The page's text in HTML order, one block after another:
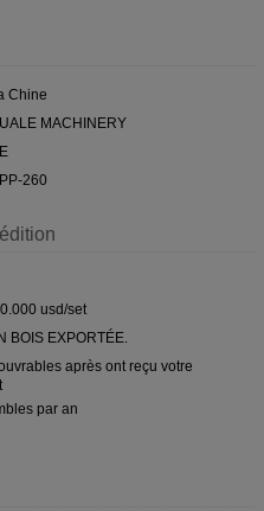
Chine
MACHINERY
260
usd/set
BOIS EXPORTÉE.
après ont reçu votre
par an